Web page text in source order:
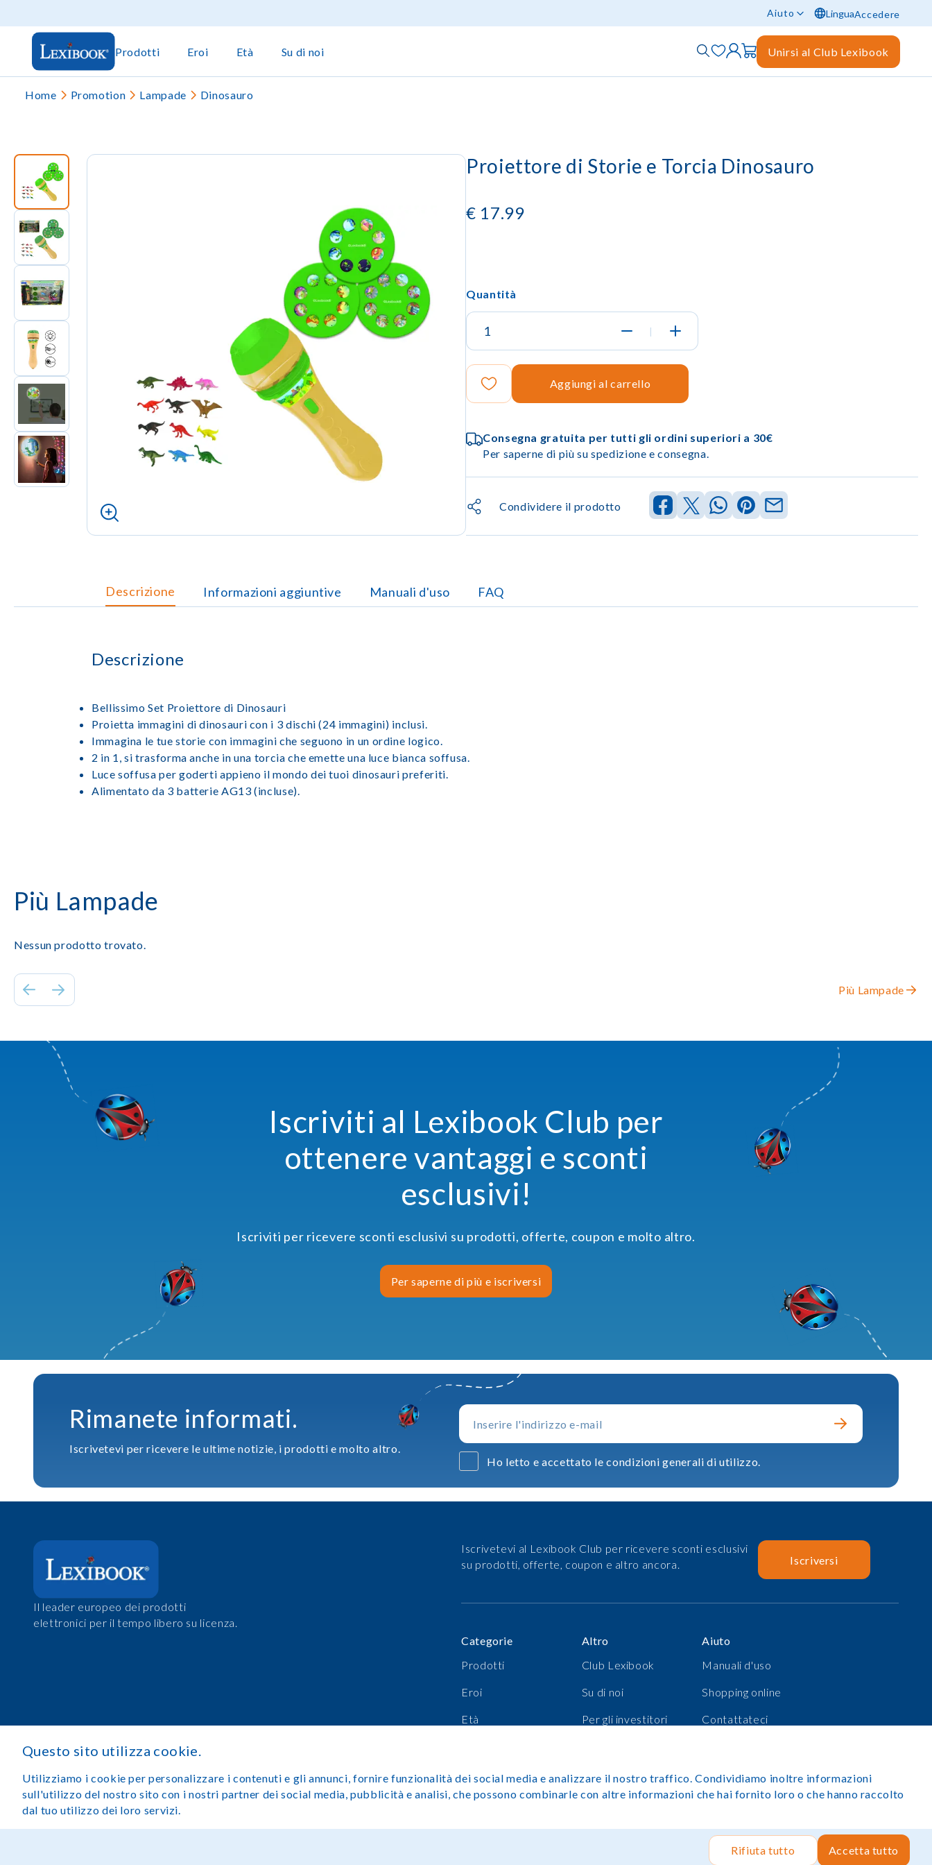
Aiuto LinguaAccedere
Prodotti Eroi Età Su di noi Unirsi al Club Lexibook
Home Promotion Lampade Dinosauro
Proiettore di Storie e Torcia Dinosauro
€ 17.99
Quantità
|
Aggiungi al carrello
Consegna gratuita per tutti gli ordini superiori a 30€
Per saperne di più su spedizione e consegna.
Condividere il prodotto
Descrizione Informazioni aggiuntive Manuali d'uso FAQ
Descrizione
Bellissimo Set Proiettore di Dinosauri
Proietta immagini di dinosauri con i 3 dischi (24 immagini) inclusi.
Immagina le tue storie con immagini che seguono in un ordine logico.
2 in 1, si trasforma anche in una torcia che emette una luce bianca soffusa.
Luce soffusa per goderti appieno il mondo dei tuoi dinosauri preferiti.
Alimentato da 3 batterie AG13 (incluse).
Più Lampade
Nessun prodotto trovato.
Più Lampade
Iscriviti al Lexibook Club per
ottenere vantaggi e sconti
esclusivi!
Iscriviti per ricevere sconti esclusivi su prodotti, offerte, coupon e molto altro.
Per saperne di più e iscriversi
Rimanete informati.
Iscrivetevi per ricevere le ultime notizie, i prodotti e molto altro.
Ho letto e accettato le condizioni generali di utilizzo.
Il leader europeo dei prodotti
elettronici per il tempo libero su licenza.
Iscrivetevi al Lexibook Club per ricevere sconti esclusivi
su prodotti, offerte, coupon e altro ancora.
Iscriversi
Categorie
Prodotti
Eroi
Età
Altro
Club Lexibook
Su di noi
Per gli investitori
Aiuto
Manuali d'uso
Shopping online
Contattateci
Copyright©Lexibook 2025. Tutti i diritti riservati.Sito realizzato da Rush Hour Digital.
Questo sito utilizza cookie.
Utilizziamo i cookie per personalizzare i contenuti e gli annunci, fornire funzionalità dei social media e analizzare il nostro traffico. Condividiamo inoltre informazioni
sull'utilizzo del nostro sito con i nostri partner dei social media, pubblicità e analisi, che possono combinarle con altre informazioni che hai fornito loro o che hanno raccolto
dal tuo utilizzo dei loro servizi.
Rifiuta tutto Accetta tutto